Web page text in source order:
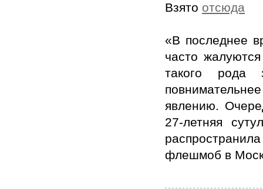
Взято отсюда
«В последнее
часто
такого рода
явлению.
27-летняя
флешмоб в